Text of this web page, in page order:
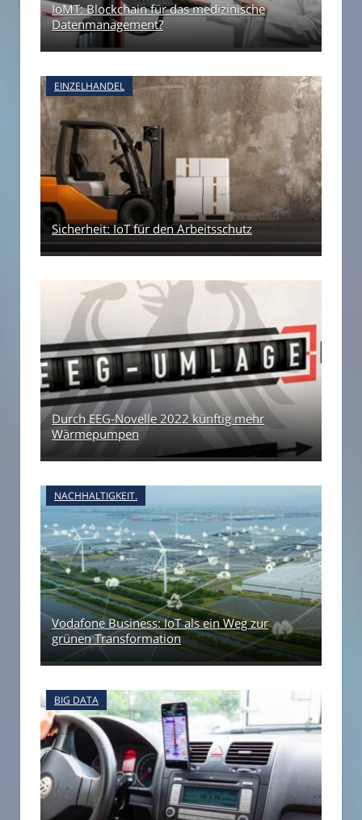
IoMT: Blockchain für das medizinische
Datenmanagement?
EINZELHANDEL
Sicherheit: IoT für den Arbeitsschutz
Durch EEG-Novelle 2022 künftig mehr
Wärmepumpen
NACHHALTIGKEIT.
Vodafone Business: IoT als ein Weg zur
grünen Transformation
BIG DATA